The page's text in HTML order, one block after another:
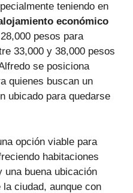
teniendo en
económico
pesos para
33,000 y 38,000 pesos
se posiciona
quienes buscan un
ubicado para quedarse
opción viable para
habitaciones
una buena ubicación
ciudad, aunque con